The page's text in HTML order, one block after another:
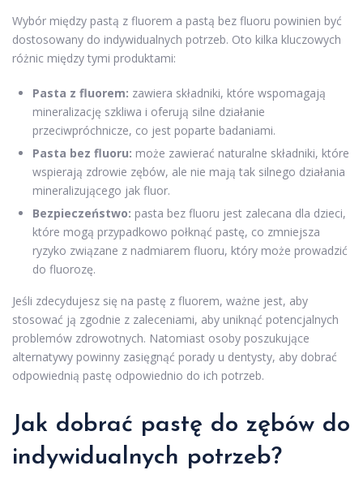
Wybór między pastą z fluorem a pastą bez fluoru powinien być
dostosowany do indywidualnych potrzeb. Oto kilka kluczowych
różnic między tymi produktami:
Pasta z fluorem: zawiera składniki, które wspomagają
mineralizację szkliwa i oferują silne działanie
przeciwpróchnicze, co jest poparte badaniami.
Pasta bez fluoru: może zawierać naturalne składniki, które
wspierają zdrowie zębów, ale nie mają tak silnego działania
mineralizującego jak fluor.
Bezpieczeństwo: pasta bez fluoru jest zalecana dla dzieci,
które mogą przypadkowo połknąć pastę, co zmniejsza
ryzyko związane z nadmiarem fluoru, który może prowadzić
do fluorozę.
Jeśli zdecydujesz się na pastę z fluorem, ważne jest, aby
stosować ją zgodnie z zaleceniami, aby uniknąć potencjalnych
problemów zdrowotnych. Natomiast osoby poszukujące
alternatywy powinny zasięgnąć porady u dentysty, aby dobrać
odpowiednią pastę odpowiednio do ich potrzeb.
Jak dobrać pastę do zębów do
indywidualnych potrzeb?